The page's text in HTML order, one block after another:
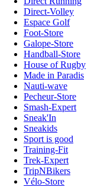
Direct-Volley
Espace Golf
Foot-Store
Galope-Store
Handball-Store
House of Rugby
Made in Paradis
Nauti-wave
Pecheur-Store
Smash-Expert
Sneak'In
Sneakids
Sport is good
Training-Fit
Trek-Expert
TripNBikers
Vélo-Store